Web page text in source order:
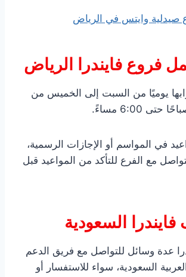
صيدلية وايتس في الرياض
فروع فايندرا الرياض
يوميًا من السبت إلى الخميس من
في المواسم أو الإجازات الرسمية،
مع الفرع للتأكد من المواعيد قبل
السعودية
عدة وسائل للتواصل مع فريق الدعم
السعودية، سواء للاستفسار أو